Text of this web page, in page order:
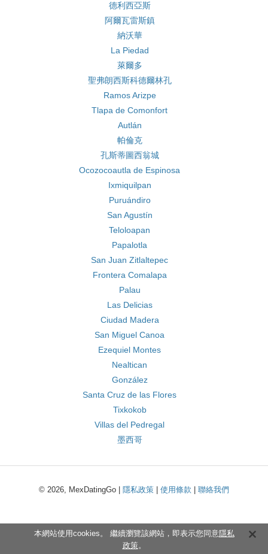
德利西亞斯
阿爾瓦雷斯鎮
納沃華
La Piedad
萊爾多
聖弗朗西斯科德爾林孔
Ramos Arizpe
Tlapa de Comonfort
Autlán
帕倫克
孔斯蒂圖西翁城
Ocozocoautla de Espinosa
Ixmiquilpan
Puruándiro
San Agustín
Teloloapan
Papalotla
San Juan Zitlaltepec
Frontera Comalapa
Palau
Las Delicias
Ciudad Madera
San Miguel Canoa
Ezequiel Montes
Nealtican
González
Santa Cruz de las Flores
Tixkokob
Villas del Pedregal
墨西哥
© 2026, MexDatingGo | 隱私政策 使用條款 聯絡我們
本網站使用cookies。 繼續瀏覽該網站，即表示您同意隱私
政策。